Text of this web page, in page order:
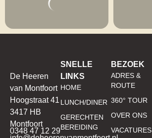
De Heeren
van Montfoort
Hoogstraat 41
3417 HB
Montfoort
0348 47 12 29
SNELLE
LINKS
HOME
LUNCH/DINER
GERECHTEN
BEREIDING
BEZOEK
ADRES &
ROUTE
360° TOUR
OVER ONS
VACATURES